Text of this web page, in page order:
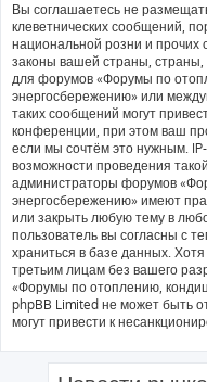
Вы соглашаетесь не
клеветнических сообщений,
национальной розни и прочих
законы вашей страны, страны,
для форумов «Форумы по
энергосбережению» или
таких сообщений могут
конференции, при этом ваш
если мы сочтём это нужным.
возможности проведения
администраторы форумов
энергосбережению» имеют
или закрыть любую тему в
пользователь вы согласны с
храниться в базе данных.
третьим лицам без вашего
«Форумы по отоплению,
phpBB Limited не может быть
могут привести к